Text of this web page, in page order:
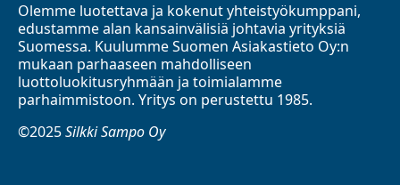
Olemme luotettava ja kokenut yhteistyökumppani,
edustamme alan kansainvälisiä johtavia yrityksiä
Suomessa. Kuulumme Suomen Asiakastieto Oy:n
mukaan parhaaseen mahdolliseen
luottoluokitusryhmään ja toimialamme
parhaimmistoon. Yritys on perustettu 1985.
©2025Silkki Sampo Oy